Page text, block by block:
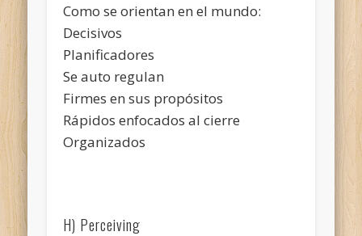
Como se orientan en el mundo:
Decisivos
Planificadores
Se auto regulan
Firmes en sus propósitos
Rápidos enfocados al cierre
Organizados
H) Perceiving